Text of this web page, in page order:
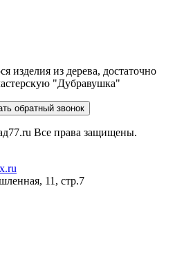
изделия из дерева, достаточно
"Дубравушка"
обратный звонок
Все права защищены.
11, стр.7